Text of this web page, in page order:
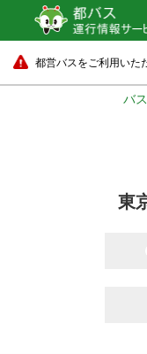
都営バスをご利用いた
バ
東